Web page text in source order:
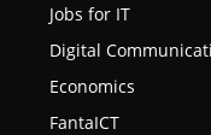
Jobs for IT
Digital
Economics
FantaICT